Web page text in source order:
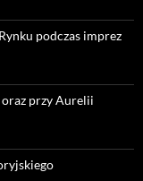
podczas imprez
oraz przy Aurelii